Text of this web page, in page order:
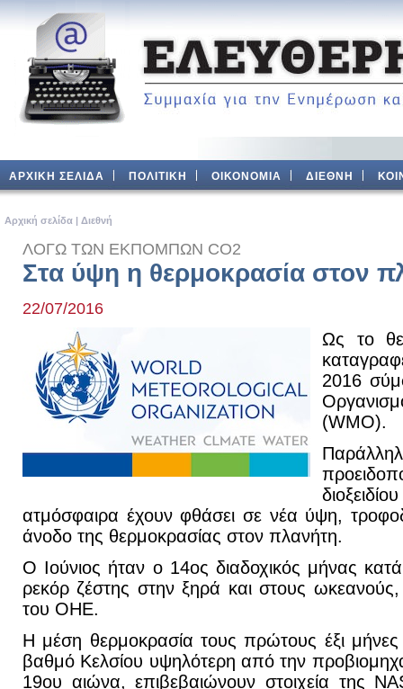
ΑΡΧΙΚΗ ΣΕΛΙΔΑ ΠΟΛΙΤΙΚΗ ΟΙΚΟΝΟΜΙΑ ΔΙΕΘΝΗ
Aρχική σελίδα | Διεθνή
ΛΟΓΩ ΤΩΝ ΕΚΠΟΜΠΩΝ CO2
Στα ύψη η θερμοκρασία στον
22/07/2016
Ως το
2016
(WMO).
ατμόσφαιρα έχουν φθάσει σε νέα ύψη,
άνοδο της θερμοκρασίας στον πλανήτη.
Ο Ιούνιος ήταν ο 14ος διαδοχικός μήνας
ρεκόρ ζέστης στην ξηρά και στους
του ΟΗΕ.
Η μέση θερμοκρασία τους πρώτους έξι
βαθμό Κελσίου υψηλότερη από την
19ου αιώνα, επιβεβαιώνουν στοιχεία της